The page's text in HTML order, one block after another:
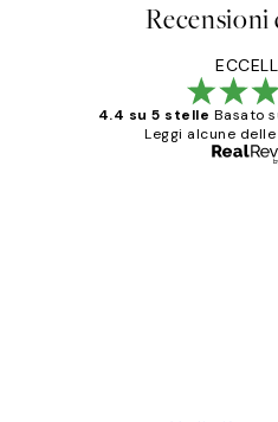
4.4 su 5 stelle Basato
Leggi alcune